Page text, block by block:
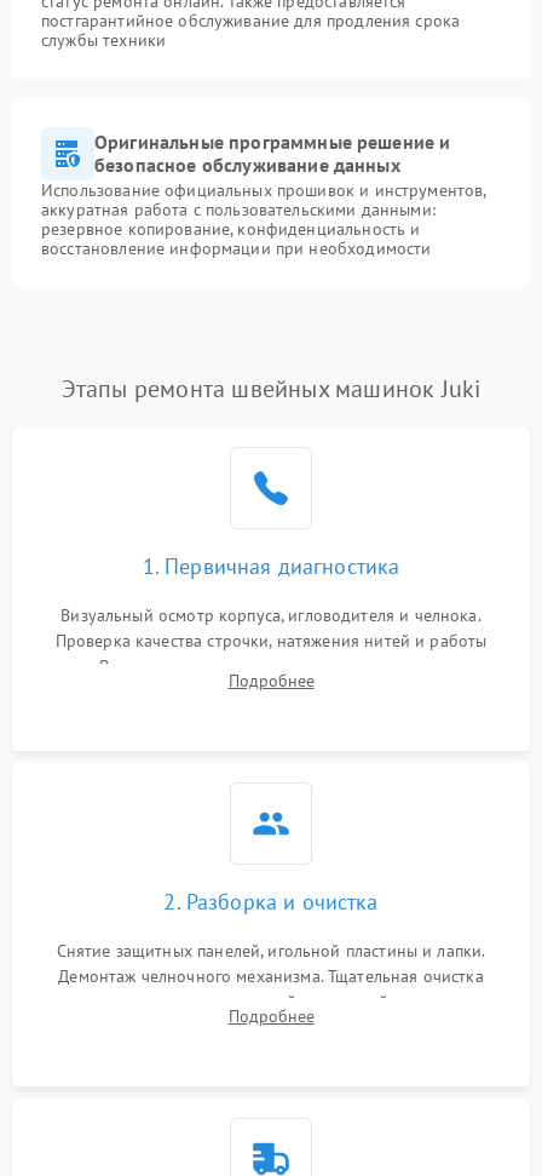
постгарантийное обслуживание для продления срока
службы техники
Оригинальные программные решение и
безопасное обслуживание данных
Использование официальных прошивок и инструментов,
аккуратная работа с пользовательскими данными:
резервное копирование, конфиденциальность и
восстановление информации при необходимости
Этапы ремонта швейных машинок Juki
1. Первичная диагностика
Визуальный осмотр корпуса, игловодителя и челнока.
Проверка качества строчки, натяжения нитей и работы
педали. Выявление посторонних стуков, пропусков стежков,
обрывов нити или заклинивания механизмов на тестовом
Подробнее
2. Разборка и очистка
Снятие защитных панелей, игольной пластины и лапки.
Демонтаж челночного механизма. Тщательная очистка
внутренних узлов от скопившейся тканевой пыли, очесов,
остатков старой смазки и обрывков нитей с помощью
Подробнее